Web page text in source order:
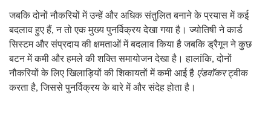
जबकि दोनों नौकरियों में उन्हें और अधिक संतुलित बनाने के प्रयास में कई
बदलाव हुए हैं, न तो एक मुख्य पुनर्विक्रय देखा गया है। ज्योतिषी ने कार्ड
सिस्टम और संप्रदाय की क्षमताओं में बदलाव किया है जबकि ड्रैगून ने कुछ
बटन में कमी और हमले की शक्ति समायोजन देखा है। हालांकि, दोनों
नौकरियों के लिए खिलाड़ियों की शिकायतों में कमी आई है एंडवॉकरट्वीक
करता है, जिससे पुनर्विक्रय के बारे में और संदेह होता है।